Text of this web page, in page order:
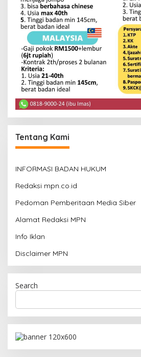
Tentang Kami
INFORMASI BADAN HUKUM
Redaksi mpn.co.id
Pedoman Pemberitaan Media Siber
Alamat Redaksi MPN
Info Iklan
Disclaimer MPN
Search